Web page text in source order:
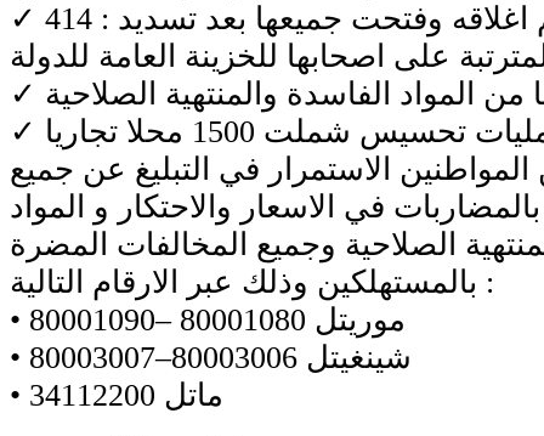
✓ 414 : محلا تجاريا تم اغلاقه وفتحت جميعها بعد تسديد
الاستمرار في التبليغ عن جميع
في الاسعار والاحتكار و المواد
الصلاحية وجميع المخالفات المضرة
بالمستهلكين وذلك عبر الارقام التالية :
• موريتل 80001080 –80001090
• شينغيتل 80003006–80003007
• ماتل 34112200